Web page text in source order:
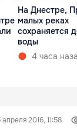
На Днестре,
малых реках
сохраняется
воды
4 часа
апреля 2016, 11:58